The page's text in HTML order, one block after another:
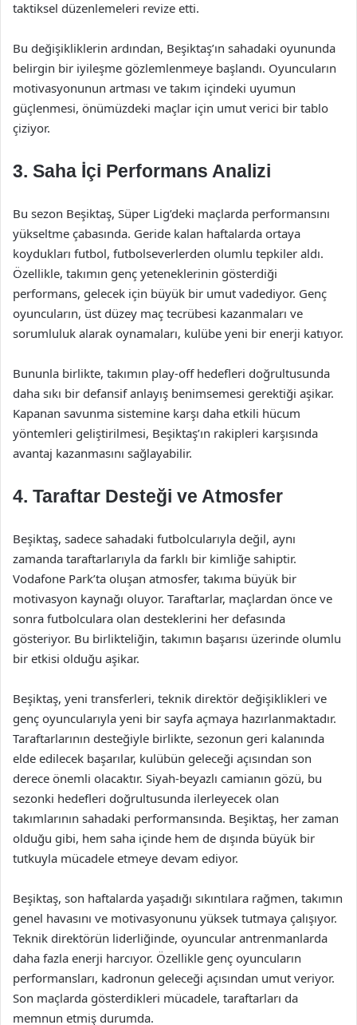
taktiksel düzenlemeleri revize etti.
Bu değişikliklerin ardından, Beşiktaş’ın sahadaki oyununda
belirgin bir iyileşme gözlemlenmeye başlandı. Oyuncuların
motivasyonunun artması ve takım içindeki uyumun
güçlenmesi, önümüzdeki maçlar için umut verici bir tablo
çiziyor.
3. Saha İçi Performans Analizi
Bu sezon Beşiktaş, Süper Lig’deki maçlarda performansını
yükseltme çabasında. Geride kalan haftalarda ortaya
koydukları futbol, futbolseverlerden olumlu tepkiler aldı.
Özellikle, takımın genç yeteneklerinin gösterdiği
performans, gelecek için büyük bir umut vadediyor. Genç
oyuncuların, üst düzey maç tecrübesi kazanmaları ve
sorumluluk alarak oynamaları, kulübe yeni bir enerji katıyor.
Bununla birlikte, takımın play-off hedefleri doğrultusunda
daha sıkı bir defansif anlayış benimsemesi gerektiği aşikar.
Kapanan savunma sistemine karşı daha etkili hücum
yöntemleri geliştirilmesi, Beşiktaş’ın rakipleri karşısında
avantaj kazanmasını sağlayabilir.
4. Taraftar Desteği ve Atmosfer
Beşiktaş, sadece sahadaki futbolcularıyla değil, aynı
zamanda taraftarlarıyla da farklı bir kimliğe sahiptir.
Vodafone Park’ta oluşan atmosfer, takıma büyük bir
motivasyon kaynağı oluyor. Taraftarlar, maçlardan önce ve
sonra futbolculara olan desteklerini her defasında
gösteriyor. Bu birlikteliğin, takımın başarısı üzerinde olumlu
bir etkisi olduğu aşikar.
Beşiktaş, yeni transferleri, teknik direktör değişiklikleri ve
genç oyuncularıyla yeni bir sayfa açmaya hazırlanmaktadır.
Taraftarlarının desteğiyle birlikte, sezonun geri kalanında
elde edilecek başarılar, kulübün geleceği açısından son
derece önemli olacaktır. Siyah-beyazlı camianın gözü, bu
sezonki hedefleri doğrultusunda ilerleyecek olan
takımlarının sahadaki performansında. Beşiktaş, her zaman
olduğu gibi, hem saha içinde hem de dışında büyük bir
tutkuyla mücadele etmeye devam ediyor.
Beşiktaş, son haftalarda yaşadığı sıkıntılara rağmen, takımın
genel havasını ve motivasyonunu yüksek tutmaya çalışıyor.
Teknik direktörün liderliğinde, oyuncular antrenmanlarda
daha fazla enerji harcıyor. Özellikle genç oyuncuların
performansları, kadronun geleceği açısından umut veriyor.
Son maçlarda gösterdikleri mücadele, taraftarları da
memnun etmiş durumda.